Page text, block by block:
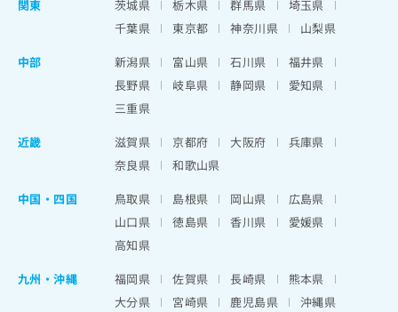
関東
茨城県 栃木県 群馬県
埼玉県
千葉県
東京都 神奈川県
山梨県
中部
新潟県 富山県 石川県
福井県
長野県
岐阜県 静岡県
愛知県
三重県
近畿
滋賀県 京都府 大阪府
兵庫県
奈良県
和歌山県
中国・四国
鳥取県 島根県 岡山県
広島県
山口県
徳島県 香川県
愛媛県
高知県
九州・沖縄
福岡県 佐賀県 長崎県
熊本県
大分県
宮崎県 鹿児島県 沖縄県